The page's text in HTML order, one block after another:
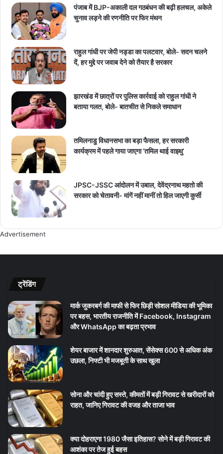
पंजाब में BJP-अकाली दल गठबंधन की बढ़ी हलचल, अकेले
चुनाव लड़ने की रणनीति पर फिर मंथन
राहुल गांधी पर जेपी नड्डा का पलटवार, बोले- सदन चलने
दें, हर मुद्दे पर जवाब देने को तैयार है सरकार
झारखंड में छात्रों पर पुलिस कार्रवाई को राहुल गांधी ने
बताया गलत, बोले- बातचीत से निकले समाधान
तमिलनाडु विधानसभा का बड़ा फैसला, हर सरकारी
कार्यक्रम में पहले गाया जाएगा ‘तमिल थाई वाझ्थु’
JPSC-JSSC आंदोलन में उबाल, देवेंद्रनाथ महतो की
सरकार को चेतावनी- मांगें नहीं मानीं तो हिल जाएगी कुर्सी
Advertisement
ट्रेंडिंग
मार्क जुकरबर्ग की माफी से फिर छिड़ी सोशल मीडिया की भूमिका
पर बहस, भारतीय राजनीति में Facebook, Instagram
और WhatsApp का बढ़ता प्रभाव
शेयर बाजार में शानदार शुरुआत, सेंसेक्स 600 से अधिक अंक
उछला, निफ्टी भी मजबूती के साथ खुला
सोना और चांदी हुए सस्ते, कीमतों में बड़ी गिरावट से खरीदारों को
राहत, जानिए गिरावट की वजह और ताजा भाव
क्या दोहराएगा 1980 जैसा इतिहास? सोने में बड़ी गिरावट की
आशंका पर तेज हुई बहस